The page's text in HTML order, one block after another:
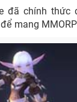
đã chính thức
mang